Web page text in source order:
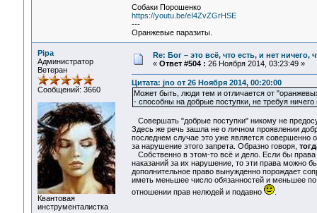
Собаки Порошенко
https://youtu.be/eI4ZvZGrHSE
---
Оранжевые паразиты.
Pipa
Администратор
Ветеран
Сообщений: 3660
Квантовая
инструменталистка
Re: Бог – это всё, что есть, и нет
« Ответ #504 : 26 Ноября 2014, 03:23:49 »
Цитата: jno от 26 Ноября 2014, 00:20:00
Может быть, люди тем и отличается от
- способны на добрые поступки, не требуя ничего
Совершать "добрые поступки" никому не
Здесь же речь зашла не о личном проявлении
последнем случае это уже является
за нарушение этого запрета. Образно говоря,
Собственно в этом-то всё и дело. Если бы
наказаний за их нарушение, то эти права можно
дополнительное право вынужденно порождает
иметь меньшее число обязанностей и меньшее
отношении прав нелюдей и подавно
.